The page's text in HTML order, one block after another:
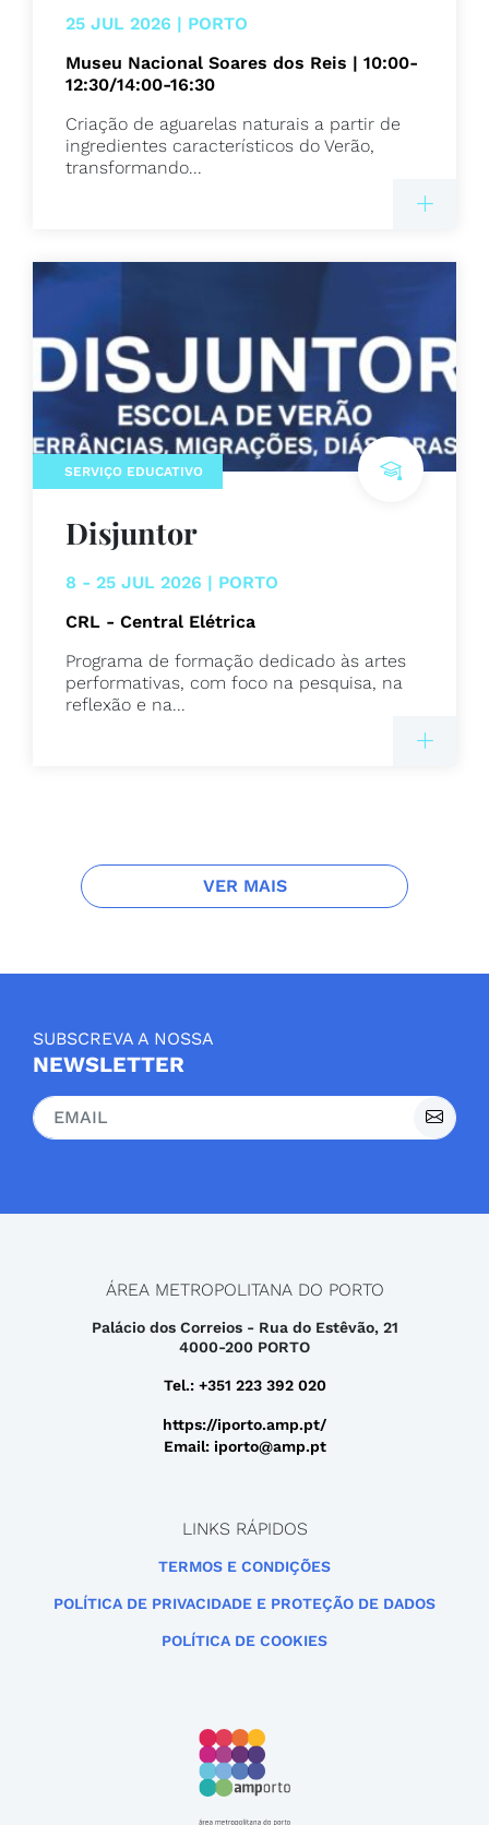
25 JUL 2026 | PORTO
Museu Nacional Soares dos Reis | 10:00-
12:30/14:00-16:30
Criação de aguarelas naturais a partir de
ingredientes característicos do Verão,
transformando...
SERVIÇO EDUCATIVO
Disjuntor
8 - 25 JUL 2026 | PORTO
CRL - Central Elétrica
Programa de formação dedicado às artes
performativas, com foco na pesquisa, na
reflexão e na...
VER MAIS
SUBSCREVA A NOSSA
NEWSLETTER
ÁREA METROPOLITANA DO PORTO
Palácio dos Correios - Rua do Estêvão, 21
4000-200 PORTO
Tel.: +351 223 392 020
https://iporto.amp.pt/
Email: iporto@amp.pt
LINKS RÁPIDOS
TERMOS E CONDIÇÕES
POLÍTICA DE PRIVACIDADE E PROTEÇÃO DE DADOS
POLÍTICA DE COOKIES